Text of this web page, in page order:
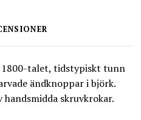
talet, tidstypiskt tunn
ändknoppar i björk.
handsmidda skruvkrokar.